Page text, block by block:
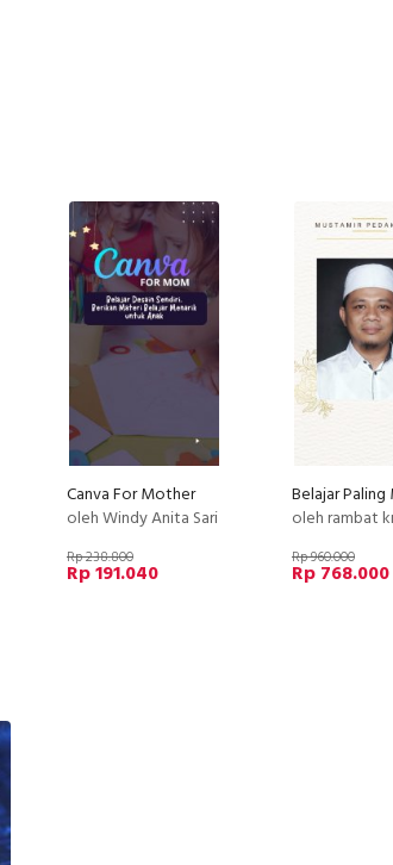
Canva For Mother
oleh Windy Anita Sari
Rp 238.800
Rp 191.040
oleh rambat
Rp 960.000
Rp 768.000